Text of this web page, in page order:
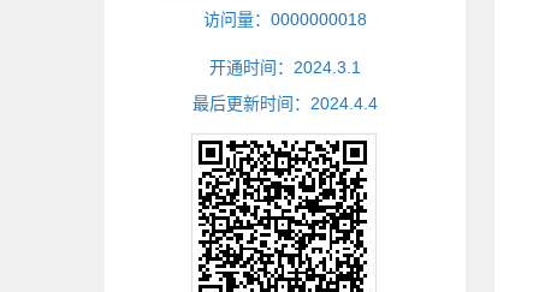
访问量： 0000000018
开通时间： 2024 3 1
最后更新时间： 2024 4 4